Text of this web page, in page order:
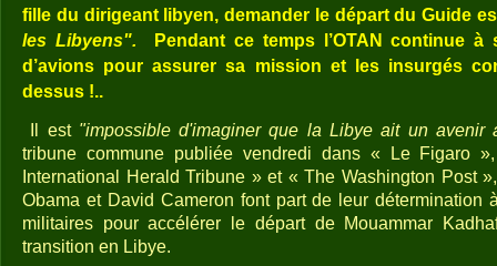
fille du dirigeant libyen, demander le départ du Guide
les Libyens".
Pendant ce temps l’OTAN continue
d’avions pour assurer sa mission et les insurgés
dessus !..
Il est "impossible d'imaginer que la Libye ait un avenir
tribune commune publiée vendredi dans « Le Figaro
International Herald Tribune » et « The Washington Post
Obama et David Cameron font part de leur détermination
militaires pour accélérer le départ de Mouammar
transition en Libye.